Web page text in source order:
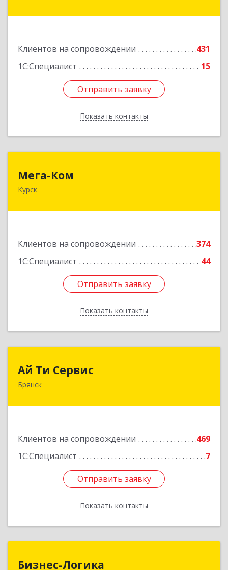
Клиентов на сопровождении
431
1С:Специалист
15
Отправить заявку
Показать контакты
Отправить заявку
Назад
Мега-Ком
Курск
Клиентов на сопровождении
374
1С:Специалист
44
Отправить заявку
Показать контакты
305001, Курская обл, Курск г, Красной Армии ул,
Отправить заявку
Назад
Ай Ти Сервис
Брянск
Клиентов на сопровождении
469
1С:Специалист
7
Отправить заявку
Показать контакты
Отправить заявку
Назад
Бизнес-Логика